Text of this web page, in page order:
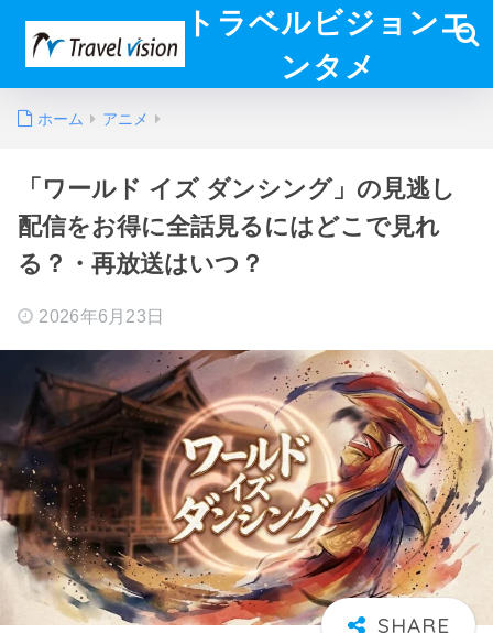
トラベルビジョンエ
ンタメ
ホーム アニメ
「ワールド イズ ダンシング」の見逃し
配信をお得に全話見るにはどこで見れ
る？・再放送はいつ？
2026年6月23日